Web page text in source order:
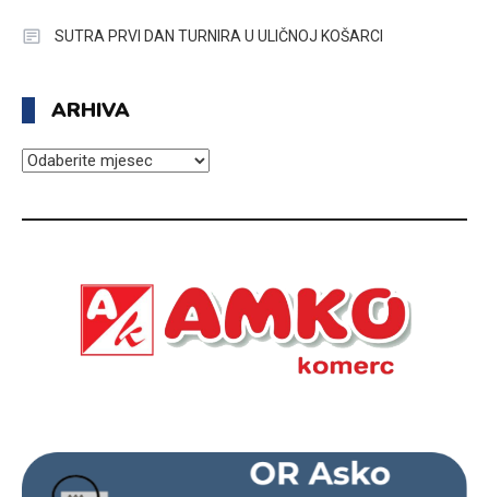
SUTRA PRVI DAN TURNIRA U ULIČNOJ KOŠARCI
ARHIVA
ARHIVA